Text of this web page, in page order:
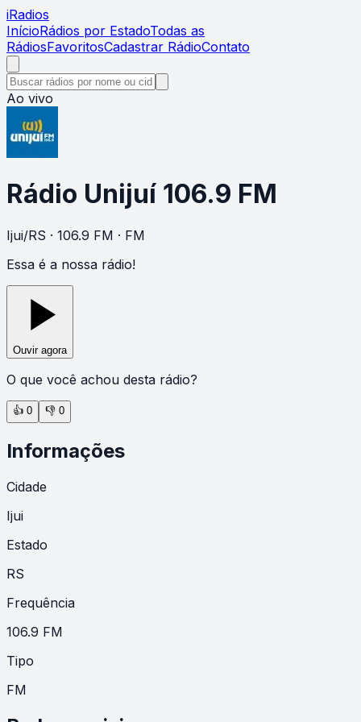
iRadios
InícioRádios por EstadoTodas as
RádiosFavoritosCadastrar RádioContato
Ao vivo
Rádio Unijuí 106.9 FM
Ijui/RS · 106.9 FM · FM
Essa é a nossa rádio!
Ouvir agora
O que você achou desta rádio?
👍 0 👎 0
Informações
Cidade
Ijui
Estado
RS
Frequência
106.9 FM
Tipo
FM